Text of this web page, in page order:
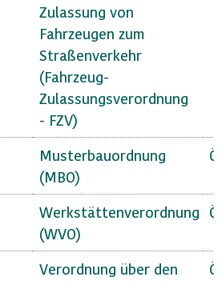
Zulassung von
Fahrzeugen zum
Straßenverkehr
(Fahrzeug-
Zulassungsverordnung
- FZV)
Musterbauordnung
(MBO)
Werkstättenverordnung
(WVO)
Verordnung über den